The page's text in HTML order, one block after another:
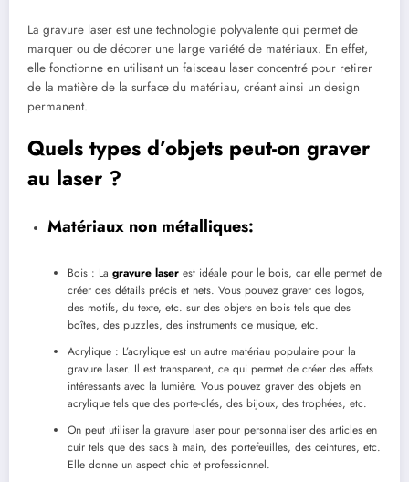
La gravure laser est une technologie polyvalente qui permet de
marquer ou de décorer une large variété de matériaux. En effet,
elle fonctionne en utilisant un faisceau laser concentré pour retirer
de la matière de la surface du matériau, créant ainsi un design
permanent.
Quels types d’objets peut-on graver
au laser ?
Matériaux non métalliques:
Bois : La gravure laser est idéale pour le bois, car elle permet de
créer des détails précis et nets. Vous pouvez graver des logos,
des motifs, du texte, etc. sur des objets en bois tels que des
boîtes, des puzzles, des instruments de musique, etc.
Acrylique : L’acrylique est un autre matériau populaire pour la
gravure laser. Il est transparent, ce qui permet de créer des effets
intéressants avec la lumière. Vous pouvez graver des objets en
acrylique tels que des porte-clés, des bijoux, des trophées, etc.
On peut utiliser la gravure laser pour personnaliser des articles en
cuir tels que des sacs à main, des portefeuilles, des ceintures, etc.
Elle donne un aspect chic et professionnel.